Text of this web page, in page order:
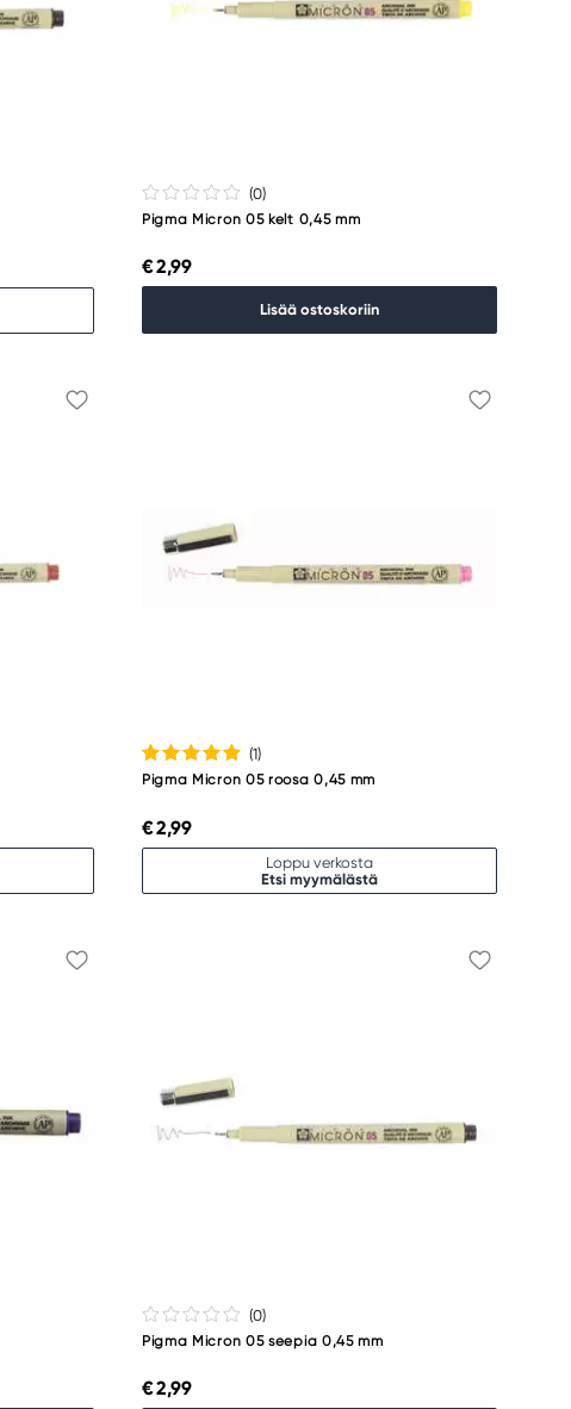
(0)
Pigma Micron 05 kelt 0,45 mm
€ 2,99
Lisää ostoskoriin
(1)
Pigma Micron 05 roosa 0,45 mm
€ 2,99
Loppu verkosta
Etsi myymälästä
(0)
Pigma Micron 05 seepia 0,45 mm
€ 2,99